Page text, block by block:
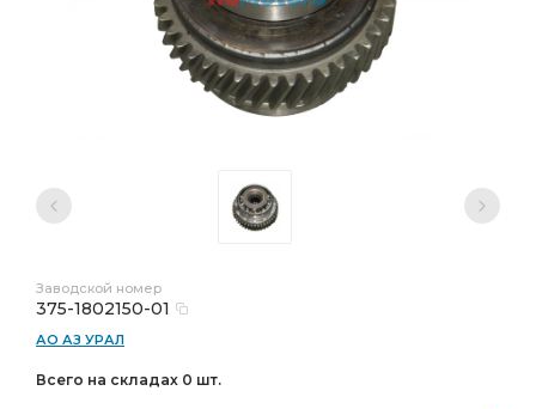
Заводской номер
375-1802150-01
АО АЗ УРАЛ
Всего на складах 0 шт.